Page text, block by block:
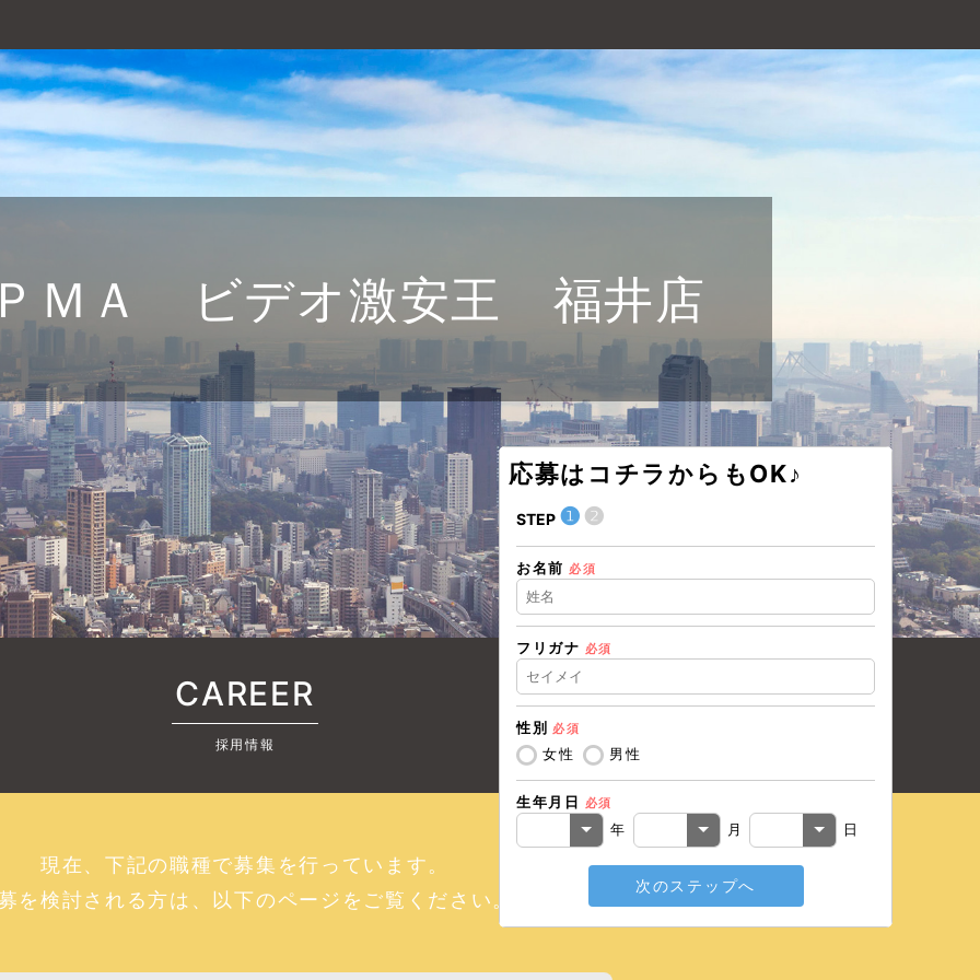
ＭＡ ビデオ激安王 福井店
応募はコチラからもOK♪
STEP ❶❷
お名前 必須
フリガナ 必須
性別 必須
女性 男性
生年月日 必須
年 月 日
次のステップへ
STEP❶❷
住所（都道
CAREER
採用情報
現在、下記の職種で募集を行っています。
を検討される方は、以下のページをご覧ください。